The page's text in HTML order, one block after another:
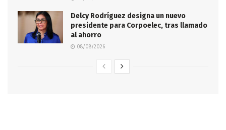
Delcy Rodríguez designa un nuevo
presidente para Corpoelec, tras llamado
al ahorro
08/08/2026